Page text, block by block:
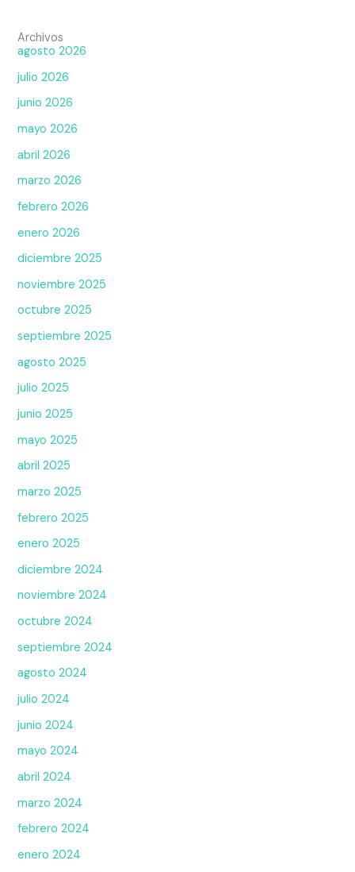
Archivos
agosto 2026
julio 2026
junio 2026
mayo 2026
abril 2026
marzo 2026
febrero 2026
enero 2026
diciembre 2025
noviembre 2025
octubre 2025
septiembre 2025
agosto 2025
julio 2025
junio 2025
mayo 2025
abril 2025
marzo 2025
febrero 2025
enero 2025
diciembre 2024
noviembre 2024
octubre 2024
septiembre 2024
agosto 2024
julio 2024
junio 2024
mayo 2024
abril 2024
marzo 2024
febrero 2024
enero 2024